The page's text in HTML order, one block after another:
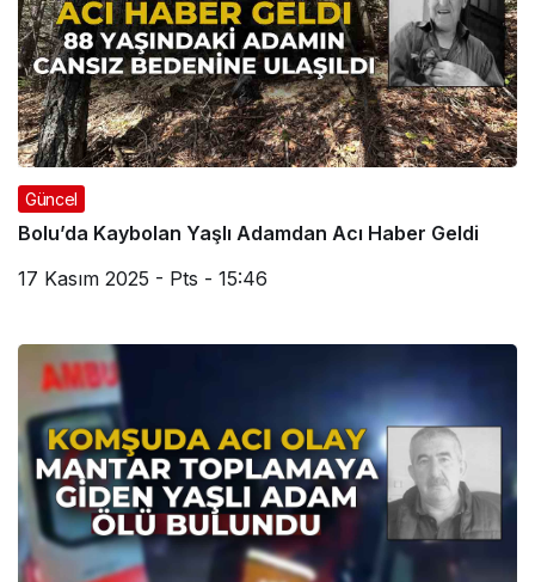
Güncel
Bolu’da Kaybolan Yaşlı Adamdan Acı Haber Geldi
17 Kasım 2025 - Pts - 15:46